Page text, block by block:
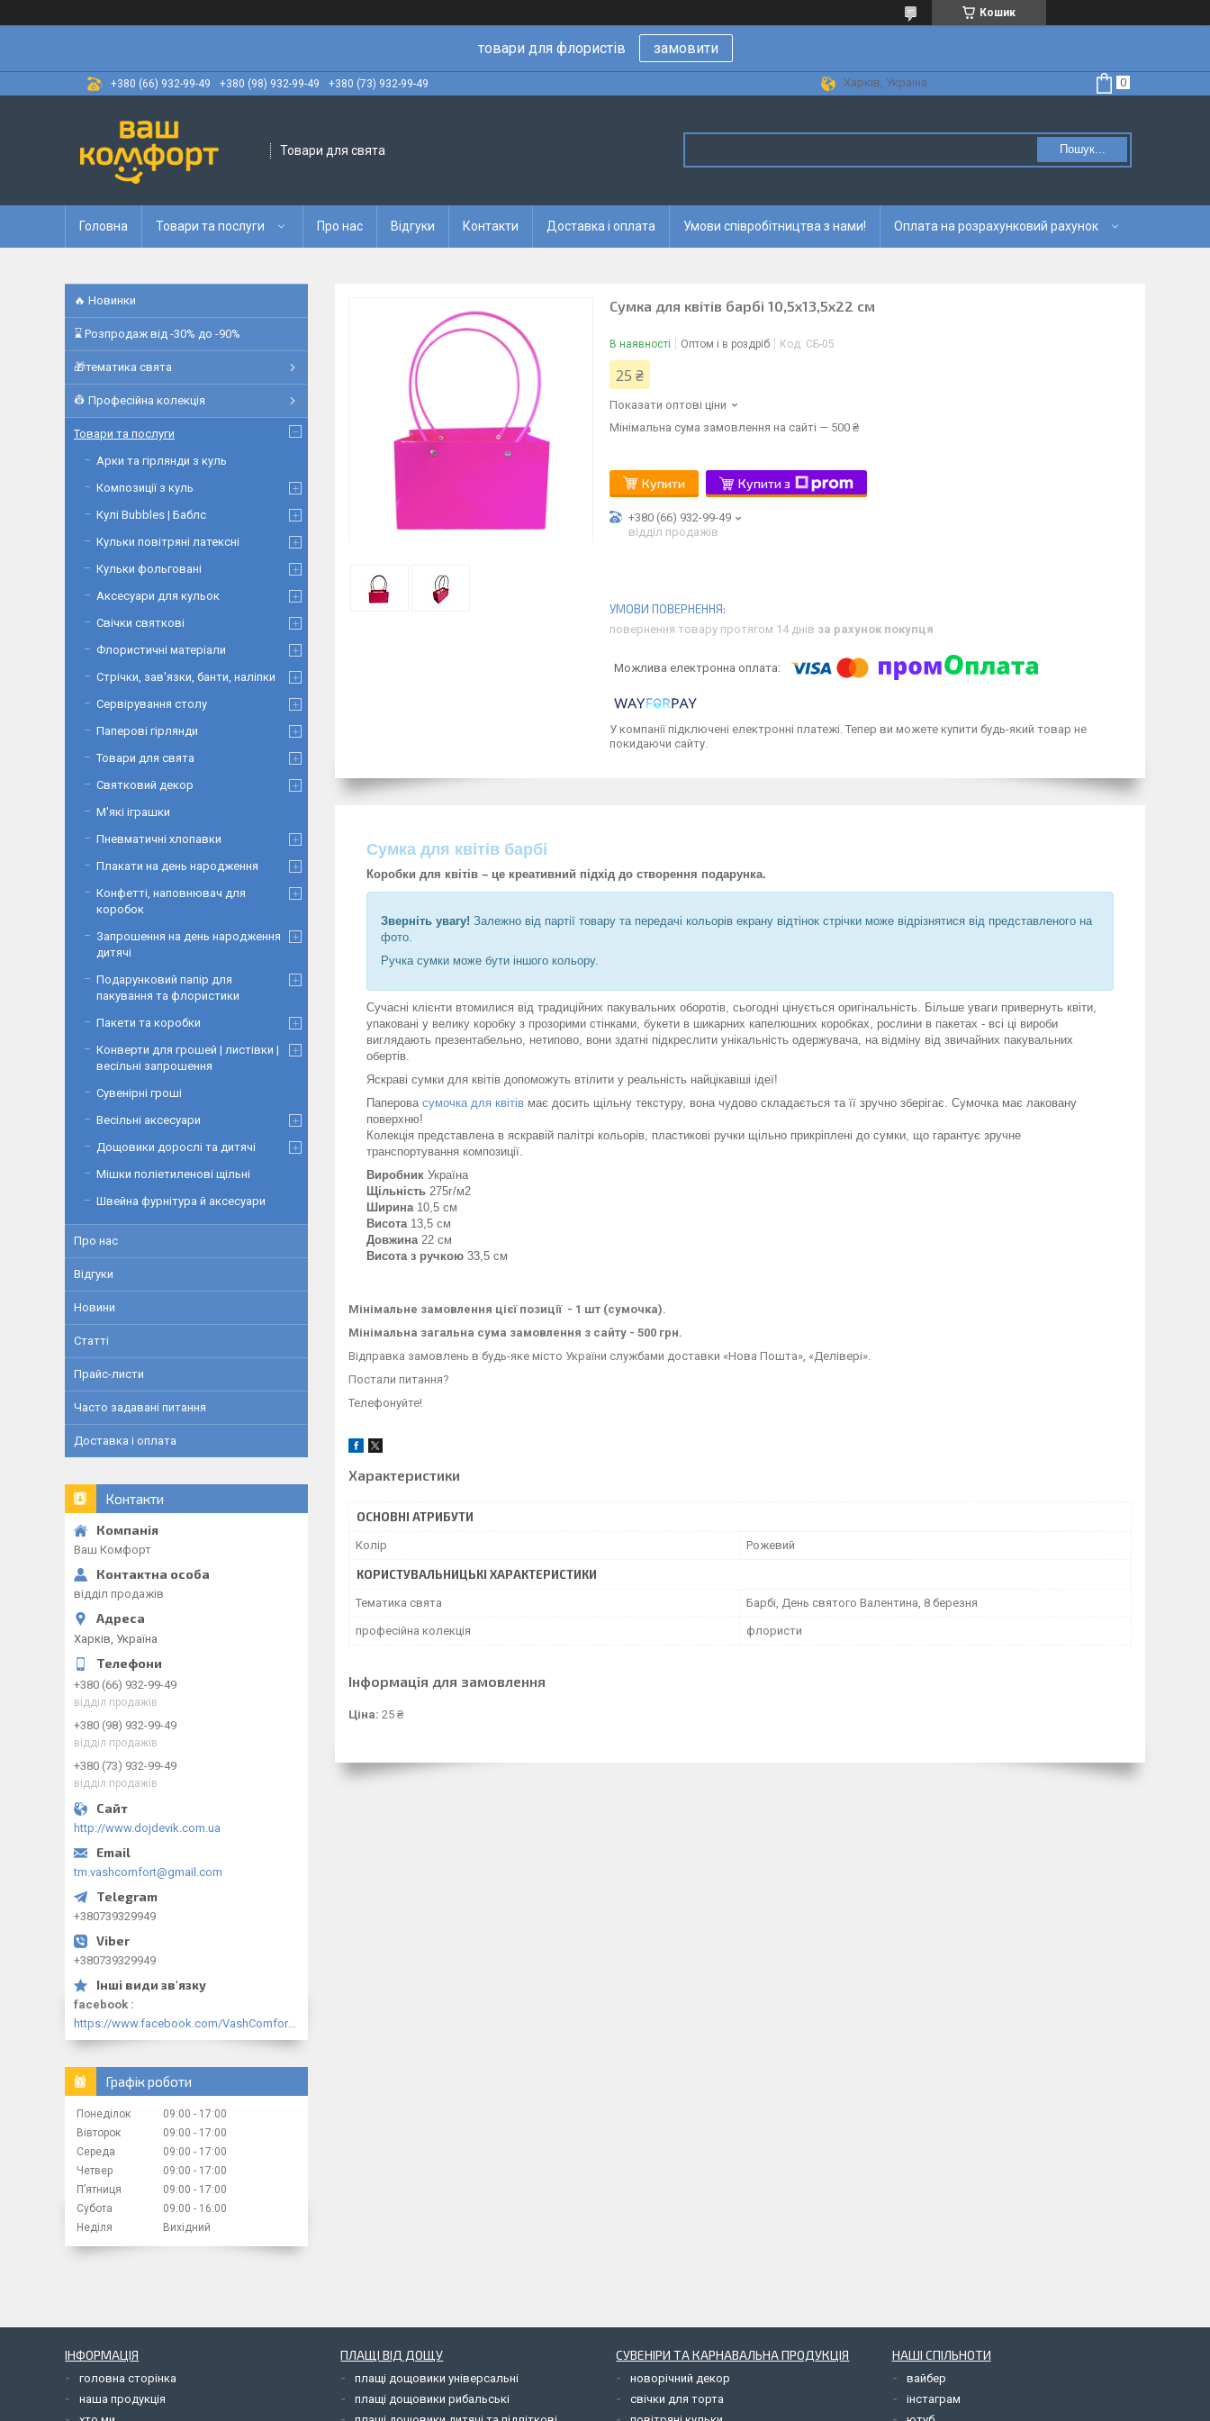
Кошик
товари для флористів замовити
+380 (66) 932-99-49 +380 (98) 932-99-49 +380 (73) 932-99-49 Харків, Україна
Товари для свята Пошук...
Головна Товари та послуги Про нас Відгуки Контакти Доставка і оплата Умови співробітництва з нами! Оплата на розрахунковий рахунок
Сумка для квітів барбі 10,5х13,5х22 см
В наявності Оптом і в роздріб Код: СБ-05
25 ₴
Показати оптові ціни
Мінімальна сума замовлення на сайті — 500 ₴
Купити Купити з
+380 (66) 932-99-49
відділ продажів
повернення товару протягом 14 днів за рахунок покупця
У компанії підключені електронні платежі. Тепер ви можете купити будь-який товар не
покидаючи сайту.
Сумка для квітів барбі
Коробки для квітів – це креативний підхід до створення подарунка.
Зверніть увагу! Залежно від партії товару та передачі кольорів екрану відтінок стрічки може відрізнятися від представленого на
фото.
Ручка сумки може бути іншого кольору.
Сучасні клієнти втомилися від традиційних пакувальних оборотів, сьогодні цінується оригінальність. Більше уваги привернуть квіти,
упаковані у велику коробку з прозорими стінками, букети в шикарних капелюшних коробках, рослини в пакетах - всі ці вироби
виглядають презентабельно, нетипово, вони здатні підкреслити унікальність одержувача, на відміну від звичайних пакувальних
обертів.
Яскраві сумки для квітів допоможуть втілити у реальність найцікавіші ідеї!
Паперова сумочка для квітів має досить щільну текстуру, вона чудово складається та її зручно зберігає. Сумочка має лаковану
поверхню!
Колекція представлена ​​в яскравій палітрі кольорів, пластикові ручки щільно прикріплені до сумки, що гарантує зручне
транспортування композиції.
Виробник Україна
Щільність 275г/м2
Ширина 10,5 см
Висота 13,5 см
Довжина 22 см
Висота з ручкою 33,5 см
Мінімальне замовлення цієї позиції - 1 шт (сумочка).
Мінімальна загальна сума замовлення з сайту - 500 грн.
Відправка замовлень в будь-яке місто України службами доставки «Нова Пошта», «Делівері».
Постали питання?
Телефонуйте!
Характеристики
ОСНОВНІ АТРИБУТИ
Колір Рожевий
КОРИСТУВАЛЬНИЦЬКІ ХАРАКТЕРИСТИКИ
Тематика свята Барбі, День святого Валентина, 8 березня
професійна колекція флористи
Інформація для замовлення
Ціна: 25 ₴
🔥 Новинки
⌛ Розпродаж від -30% до -90%
🎁тематика свята
👷 Професійна колекція
Товари та послуги
Арки та гірлянди з куль
Композиції з куль
Кулі Bubbles | Баблс
Кульки повітряні латексні
Кульки фольговані
Аксесуари для кульок
Свічки святкові
Флористичні матеріали
Стрічки, зав'язки, банти, наліпки
Сервірування столу
Паперові гірлянди
Товари для свята
Святковий декор
М'які іграшки
Пневматичні хлопавки
Плакати на день народження
Конфетті, наповнювач для
коробок
Запрошення на день народження
дитячі
Подарунковий папір для
пакування та флористики
Пакети та коробки
Конверти для грошей | листівки |
весільні запрошення
Сувенірні гроші
Весільні аксесуари
Дощовики дорослі та дитячі
Мішки поліетиленові щільні
Швейна фурнітура й аксесуари
Про нас
Відгуки
Новини
Статті
Прайс-листи
Часто задавані питання
Доставка і оплата
Контакти
Ваш Комфорт
відділ продажів
Харків, Україна
+380 (66) 932-99-49
відділ продажів
+380 (98) 932-99-49
відділ продажів
+380 (73) 932-99-49
відділ продажів
http://www.dojdevik.com.ua
tm.vashcomfort@gmail.com
+380739329949
+380739329949
facebook
https://www.facebook.com/VashComfort.ua/
Графік роботи
Понеділок 09:00
17:00
Вівторок
09:00
17:00
Середа
09:00
17:00
Четвер
09:00
17:00
Пʼятниця
09:00
17:00
Субота
09:00
16:00
Неділя
Вихідний
ІНФОРМАЦІЯ
головна сторінка
наша продукція
ПЛАЩІ ВІД ДОЩУ
плащі дощовики універсальні
плащі дощовики рибальські
СУВЕНІРИ ТА КАРНАВАЛЬНА ПРОДУКЦІЯ
новорічний декор
свічки для торта
НАШІ СПІЛЬНОТИ
вайбер
інстаграм